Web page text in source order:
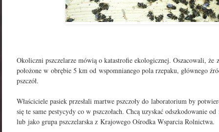
Okoliczni pszczelarze mówią o katastrofie ekologicznej. Oszacowali, że
położone w obrębie 5 km od wspomnianego pola rzepaku, głównego
pszczół.
Właściciele pasiek przesłali martwe pszczoły do laboratorium by
się te same pestycydy co w pszczołach. Chcą uzyskać odszkodowanie
lub jako grupa pszczelarska z Krajowego Ośrodka Wsparcia Rolnictwa.